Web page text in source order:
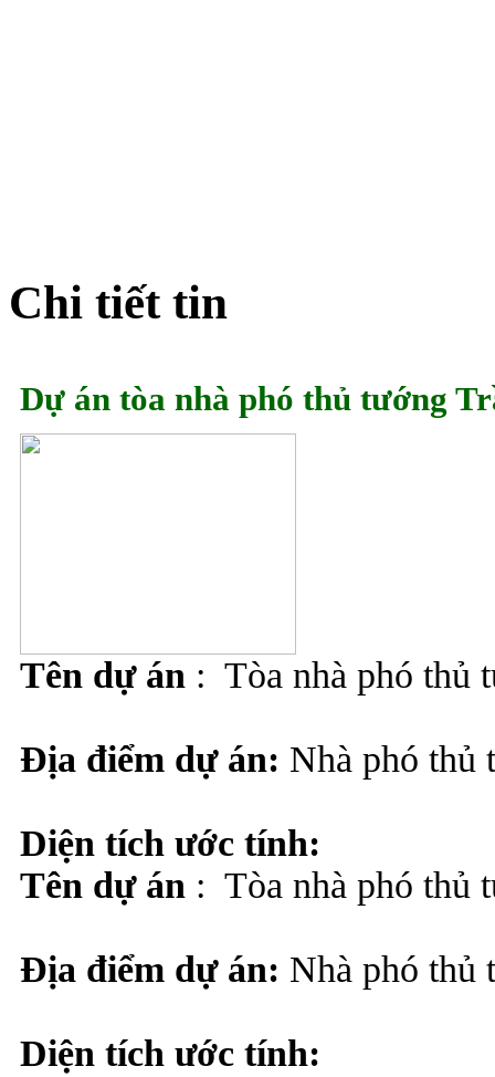
Chi tiết tin
Dự án tòa nhà phó thủ tướng
Tên dự án : Tòa nhà phó thủ
Địa điểm dự án: Nhà phó thủ
Diện tích ước tính:
Tên dự án : Tòa nhà phó thủ
Địa điểm dự án: Nhà phó thủ
Diện tích ước tính: